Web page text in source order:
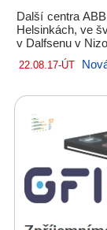
Další centra
Helsinkách, ve
v Dalfsenu v
22.08.17-ÚT